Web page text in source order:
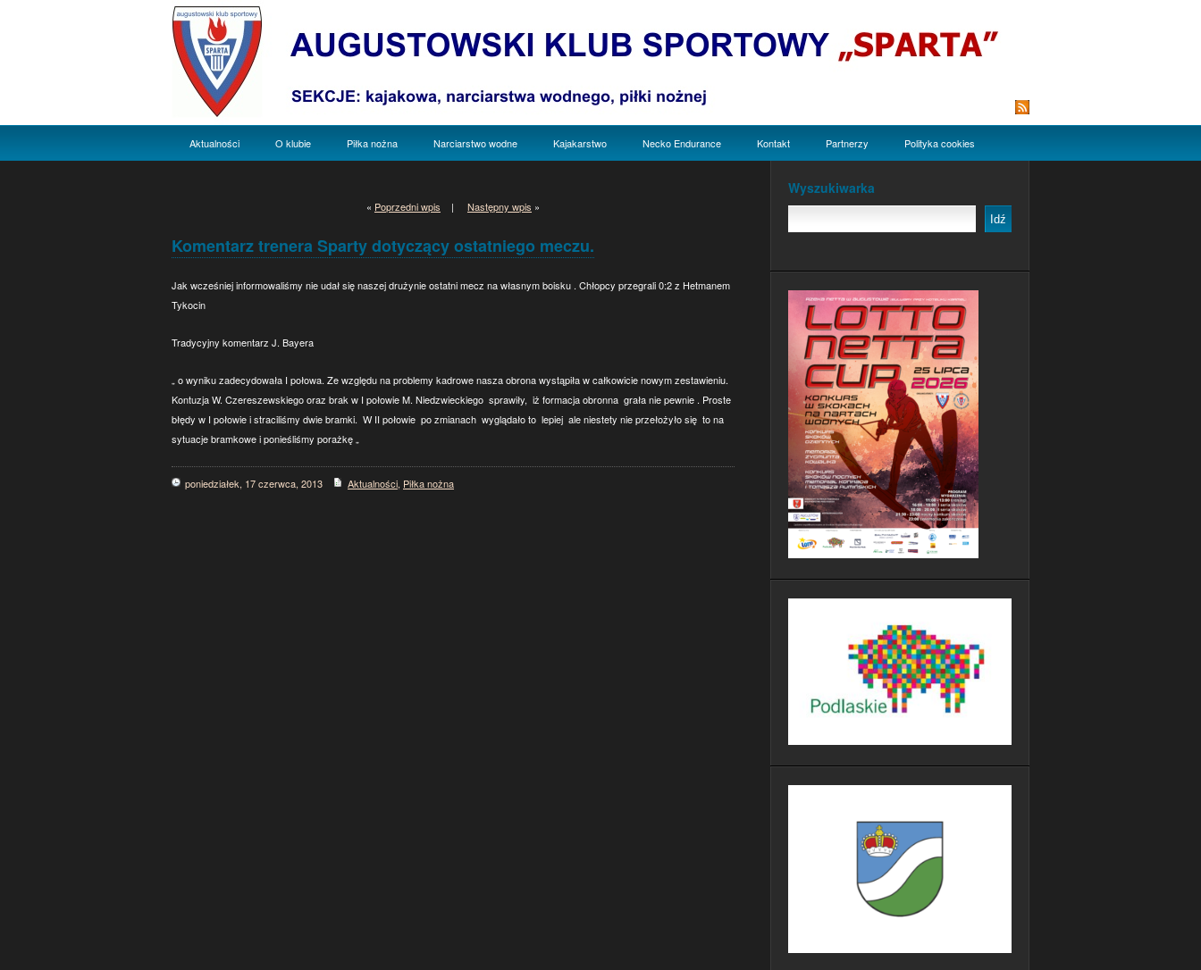
Aktualności O klubie Piłka nożna Narciarstwo wodne Kajakarstwo Necko Endurance Kontakt Partnerzy Polityka cookies
« Poprzedni wpis | Następny wpis »
Komentarz trenera Sparty dotyczący ostatniego meczu.
Jak wcześniej informowaliśmy nie udał się naszej drużynie ostatni mecz na własnym boisku . Chłopcy przegrali 0:2 z Hetmanem
Tykocin
Tradycyjny komentarz J. Bayera
„ o wyniku zadecydowała I połowa. Ze względu na problemy kadrowe nasza obrona wystąpiła w całkowicie nowym zestawieniu.
Kontuzja W. Czereszewskiego oraz brak w I połowie M. Niedzwieckiego sprawiły, iż formacja obronna grała nie pewnie . Proste
błędy w I połowie i straciliśmy dwie bramki. W II połowie po zmianach wyglądało to lepiej ale niestety nie przełożyło się to na
sytuacje bramkowe i ponieśliśmy porażkę „
poniedziałek, 17 czerwca, 2013 Aktualności, Piłka nożna
Wyszukiwarka